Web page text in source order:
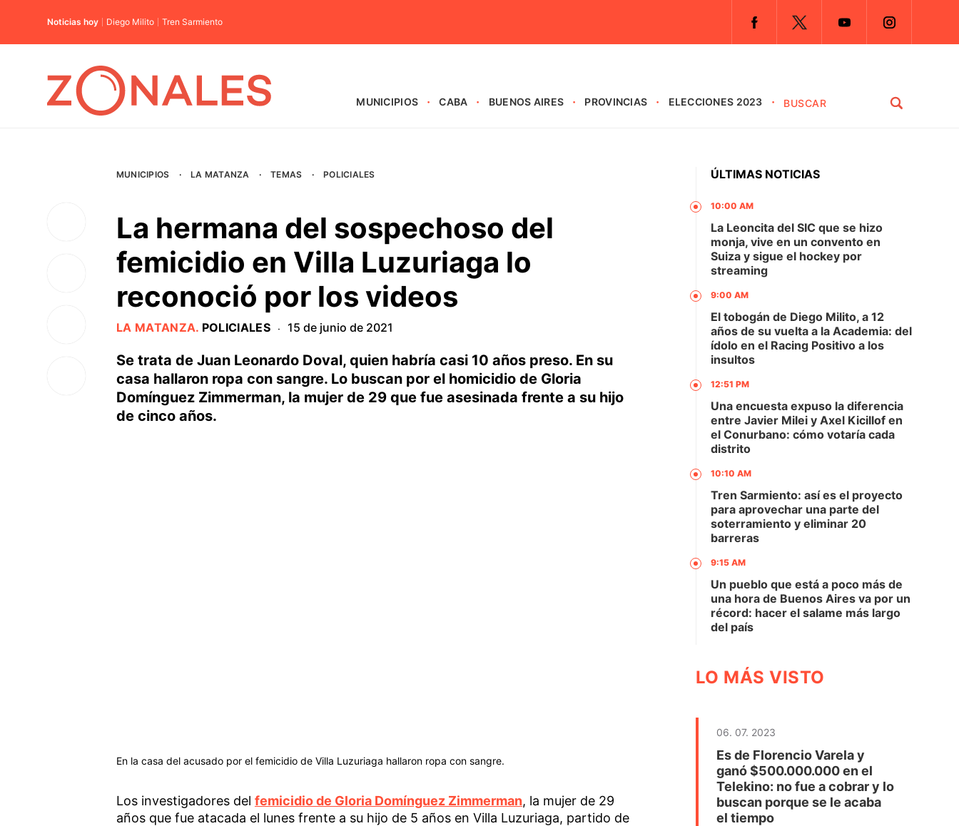
Noticias hoy Diego Milito Tren Sarmiento
MUNICIPIOS CABA BUENOS AIRES PROVINCIAS ELECCIONES 2023
MUNICIPIOS · LA MATANZA · TEMAS · POLICIALES
La hermana del sospechoso del
femicidio en Villa Luzuriaga lo
reconoció por los videos
LA MATANZA. POLICIALES · 15 de junio de 2021
Se trata de Juan Leonardo Doval, quien habría casi 10 años preso. En su
casa hallaron ropa con sangre. Lo buscan por el homicidio de Gloria
Domínguez Zimmerman, la mujer de 29 que fue asesinada frente a su hijo
de cinco años.
En la casa del acusado por el femicidio de Villa Luzuriaga hallaron ropa con sangre.
Los investigadores del femicidio de Gloria Domínguez Zimmerman, la mujer de 29
años que fue atacada el lunes frente a su hijo de 5 años en Villa Luzuriaga, partido de
ÚLTIMAS NOTICIAS
10:00 AM
La Leoncita del SIC que se hizo
monja, vive en un convento en
Suiza y sigue el hockey por
streaming
9:00 AM
El tobogán de Diego Milito, a 12
años de su vuelta a la Academia: del
ídolo en el Racing Positivo a los
insultos
12:51 PM
Una encuesta expuso la diferencia
entre Javier Milei y Axel Kicillof en
el Conurbano: cómo votaría cada
distrito
10:10 AM
Tren Sarmiento: así es el proyecto
para aprovechar una parte del
soterramiento y eliminar 20
barreras
9:15 AM
Un pueblo que está a poco más de
una hora de Buenos Aires va por un
récord: hacer el salame más largo
del país
LO MÁS VISTO
06. 07. 2023
Es de Florencio Varela y
ganó $500.000.000 en el
Telekino: no fue a cobrar y lo
buscan porque se le acaba
el tiempo